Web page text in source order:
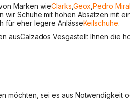
Marken wieClarks,Geox,Pedro
wir Schuhe mit hohen Absätzen
für eher legere AnlässeKeilschuhe.
ausCalzados Vesgastellt Ihnen die
möchten, sei es aus